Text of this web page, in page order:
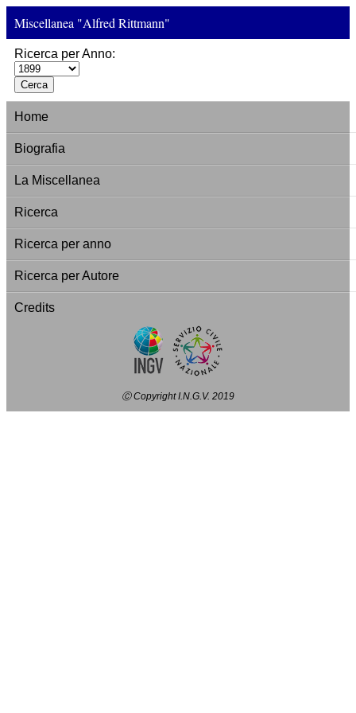
Miscellanea "Alfred Rittmann"
Ricerca per Anno:
Home
Biografia
La Miscellanea
Ricerca
Ricerca per anno
Ricerca per Autore
Credits
Ⓒ Copyright I.N.G.V. 2019